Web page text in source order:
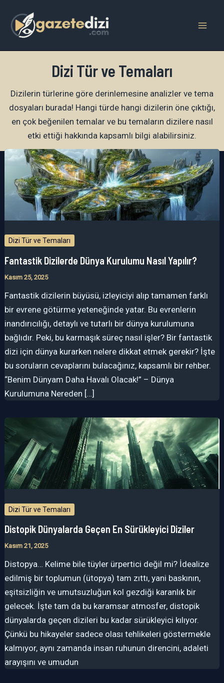
atla
Dizi Tür ve Temaları
Dizilerin türlerine göre derinlemesine analizler ve tema
dosyaları burada! Hangi türde hangi dizilerin öne çıktığı,
en çok beğenilen temalar ve bu temaların dizilere nasıl
etki ettiği hakkında kapsamlı bilgi alabilirsiniz.
Dizi Tür ve Temaları
Fantastik Dizilerde Dünya Kurulumu Nasıl Yapılır?
Kasım 25, 2025
Fantastik dizilerin büyüsü, izleyiciyi alıp tamamen farklı
bir evrene götürme yeteneğinde yatar. Bu evrenlerin
inandırıcılığı, detaylı ve tutarlı bir dünya kurulumuna
bağlıdır. Peki, bu karmaşık süreç nasıl işler? Bir fantastik
dizi için dünya kurarken nelere dikkat etmek gerekir? İşte
bu soruların cevaplarını bulacağınız, kapsamlı bir rehber.
“Benim Dünyam Daha Havalı Olacak!” – Dünya
Kurulumuna Nereden […]
Dizi Tür ve Temaları
Distopik Dünyalarda Geçen En Sürükleyici Diziler
Kasım 21, 2025
Distopya… Kelime bile tüyler ürpertici değil mi? İdealize
edilmiş bir toplumun (ütopya) tam zıttı, yani baskının,
eşitsizliğin ve umutsuzluğun kol gezdiği karanlık bir
gelecek. İşte tam da bu karamsar atmosfer, distopik
dünyalarda geçen dizileri bu kadar sürükleyici kılıyor.
Çünkü bu hikayeler sadece olası tehlikeleri göstermekle
kalmıyor, aynı zamanda insan ruhunun direncini, adaleti
arayışını ve umudun